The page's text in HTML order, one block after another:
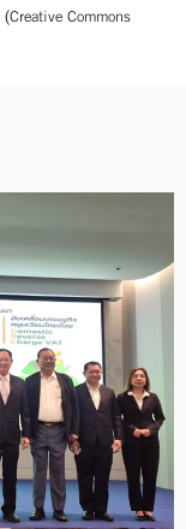
(Creative Commons